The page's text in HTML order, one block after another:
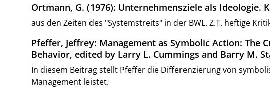
Ortmann, G. (1976): Unternehmensziele als Ideologie.
aus den Zeiten des "Systemstreits" in der BWL. Z.T. heftige
Pfeffer, Jeffrey: Management as Symbolic Action: The
Behavior, edited by Larry L. Cummings and Barry M.
In diesem Beitrag stellt Pfeffer die Differenzierung von
Management leistet.